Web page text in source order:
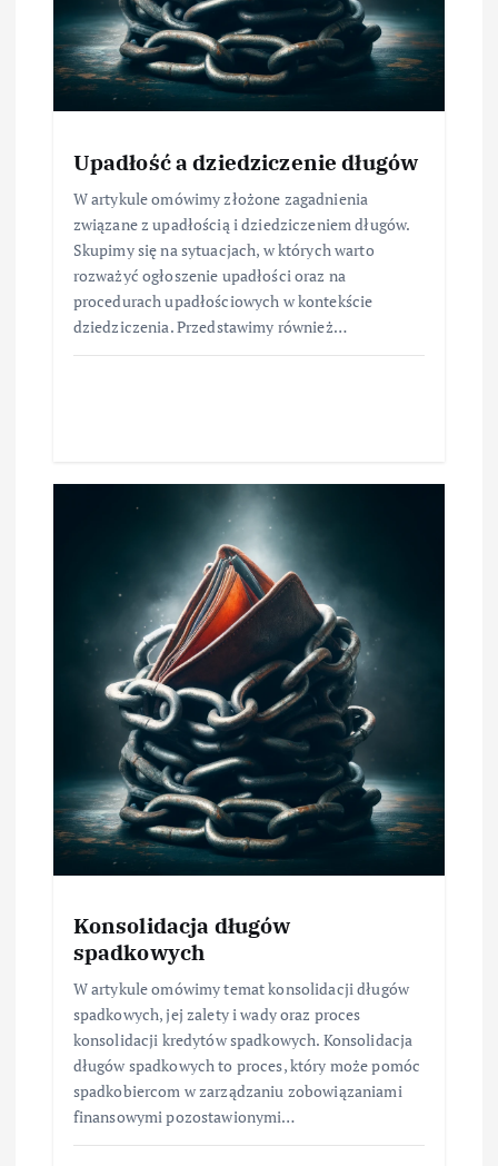
Upadłość a dziedziczenie długów
W artykule omówimy złożone zagadnienia
związane z upadłością i dziedziczeniem długów.
Skupimy się na sytuacjach, w których warto
rozważyć ogłoszenie upadłości oraz na
procedurach upadłościowych w kontekście
dziedziczenia. Przedstawimy również…
Konsolidacja długów
spadkowych
W artykule omówimy temat konsolidacji długów
spadkowych, jej zalety i wady oraz proces
konsolidacji kredytów spadkowych. Konsolidacja
długów spadkowych to proces, który może pomóc
spadkobiercom w zarządzaniu zobowiązaniami
finansowymi pozostawionymi…